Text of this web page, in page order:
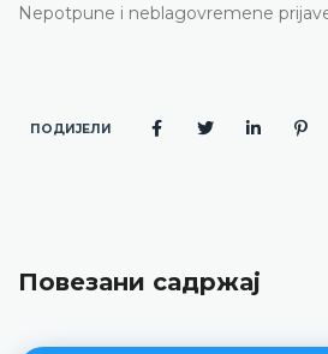
Nepotpune i neblagovremene
ПОДИЈЕЛИ
Повезани садржај